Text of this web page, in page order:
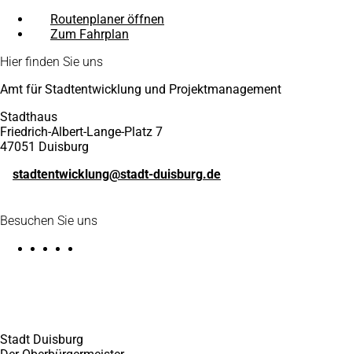
Routenplaner öffnen
Zum Fahrplan
Tab)
Fußbereich
Hier finden Sie uns
Amt für Stadtentwicklung und Projektmanagement
Stadthaus
Friedrich-Albert-Lange-Platz 7
47051 Duisburg
stadtentwicklung
stadt-duisburg de
Besuchen Sie uns
Stadt Duisburg